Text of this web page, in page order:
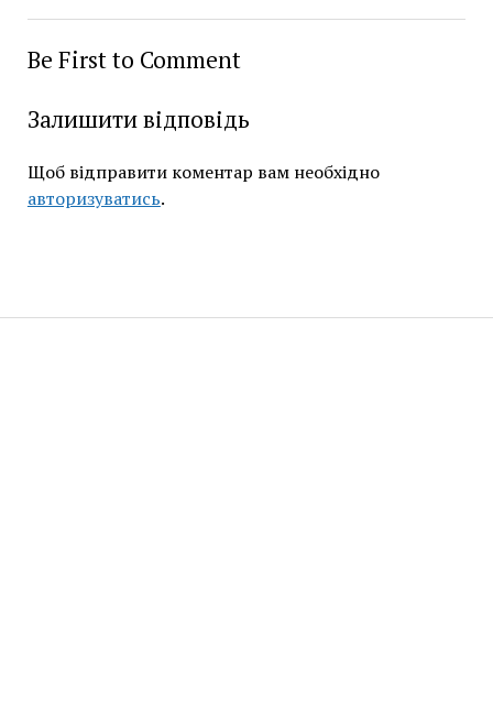
Be First to Comment
Залишити відповідь
Щоб відправити коментар вам необхідно
авторизуватись.